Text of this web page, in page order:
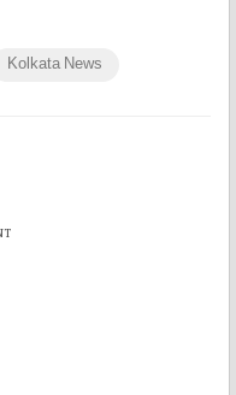
Kolkata News